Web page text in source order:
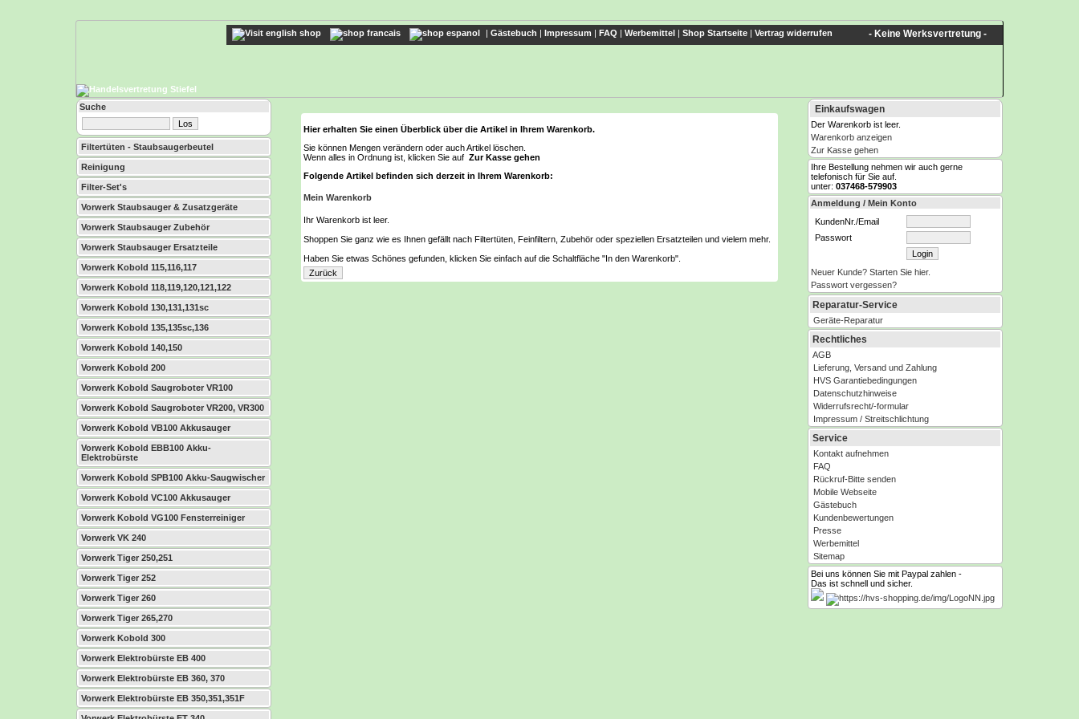
- Keine Werksvertretung -
| Gästebuch | Impressum | FAQ | Werbemittel | Shop Startseite | Vertrag widerrufen
Suche
Filtertüten - Staubsaugerbeutel
Reinigung
Filter-Set's
Vorwerk Staubsauger & Zusatzgeräte
Vorwerk Staubsauger Zubehör
Vorwerk Staubsauger Ersatzteile
Vorwerk Kobold 115,116,117
Vorwerk Kobold 118,119,120,121,122
Vorwerk Kobold 130,131,131sc
Vorwerk Kobold 135,135sc,136
Vorwerk Kobold 140,150
Vorwerk Kobold 200
Vorwerk Kobold Saugroboter VR100
Vorwerk Kobold Saugroboter VR200, VR300
Vorwerk Kobold VB100 Akkusauger
Vorwerk Kobold EBB100 Akku-
Elektrobürste
Vorwerk Kobold SPB100 Akku-Saugwischer
Vorwerk Kobold VC100 Akkusauger
Vorwerk Kobold VG100 Fensterreiniger
Vorwerk VK 240
Vorwerk Tiger 250,251
Vorwerk Tiger 252
Vorwerk Tiger 260
Vorwerk Tiger 265,270
Vorwerk Kobold 300
Vorwerk Elektrobürste EB 400
Vorwerk Elektrobürste EB 360, 370
Vorwerk Elektrobürste EB 350,351,351F
Hier erhalten Sie einen Überblick über die Artikel in Ihrem Warenkorb.
Sie können Mengen verändern oder auch Artikel löschen.
Wenn alles in Ordnung ist, klicken Sie auf Zur Kasse gehen
Folgende Artikel befinden sich derzeit in Ihrem Warenkorb:
Mein Warenkorb
Ihr Warenkorb ist leer.
Shoppen Sie ganz wie es Ihnen gefällt nach Filtertüten, Feinfiltern, Zubehör oder speziellen Ersatzteilen und vielem mehr.
Haben Sie etwas Schönes gefunden, klicken Sie einfach auf die Schaltfläche "In den Warenkorb".
Einkaufswagen
Der Warenkorb ist leer.
Warenkorb anzeigen
Zur Kasse gehen
Ihre Bestellung nehmen wir auch gerne
telefonisch für Sie auf.
unter: 037468-579903
Anmeldung / Mein Konto
KundenNr./Email
Passwort
Neuer Kunde? Starten Sie hier.
Passwort vergessen?
Reparatur-Service
Geräte-Reparatur
Rechtliches
AGB
Lieferung, Versand und Zahlung
HVS Garantiebedingungen
Datenschutzhinweise
Widerrufsrecht/-formular
Impressum / Streitschlichtung
Service
Kontakt aufnehmen
FAQ
Rückruf-Bitte senden
Mobile Webseite
Gästebuch
Kundenbewertungen
Presse
Werbemittel
Sitemap
Bei uns können Sie mit Paypal zahlen -
Das ist schnell und sicher.